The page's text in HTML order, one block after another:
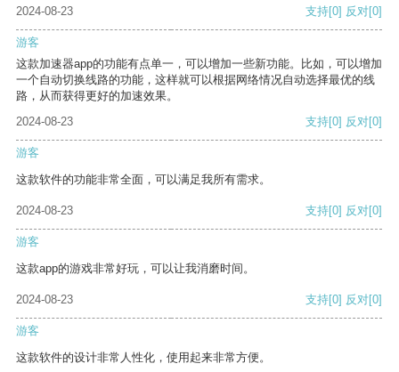
2024-08-23 支持[0] 反对[0]
游客
这款加速器app的功能有点单一，可以增加一些新功能。比如，可以增加
一个自动切换线路的功能，这样就可以根据网络情况自动选择最优的线
路，从而获得更好的加速效果。
2024-08-23
支持[0] 反对[0]
游客
这款软件的功能非常全面，可以满足我所有需求。
2024-08-23 支持[0] 反对[0]
游客
这款app的游戏非常好玩，可以让我消磨时间。
2024-08-23 支持[0] 反对[0]
游客
这款软件的设计非常人性化，使用起来非常方便。